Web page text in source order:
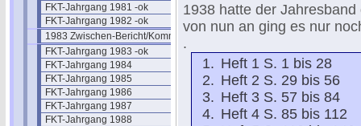
FKT-Jahrgang 1981 -ok
FKT-Jahrgang 1982 -ok
1983 Zwischen-Bericht/Kommentar
FKT-Jahrgang 1983 -ok
FKT-Jahrgang 1984
FKT-Jahrgang 1985
FKT-Jahrgang 1986
FKT-Jahrgang 1987
FKT-Jahrgang 1988
1938 hatte der
von nun an ging es nur
.
Heft 1 S. 1 bis 28
Heft 2 S. 29 bis 56
Heft 3 S. 57 bis 84
Heft 4 S. 85 bis 112